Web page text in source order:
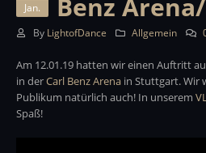
Jan.
Benz
By LightofDance Allgemein
Am 12.01.19 hatten wir einen Auftritt
in derCarl Benz Arena in Stuttgart. Wir
Publikum natürlich auch! In unserem
Spaß!